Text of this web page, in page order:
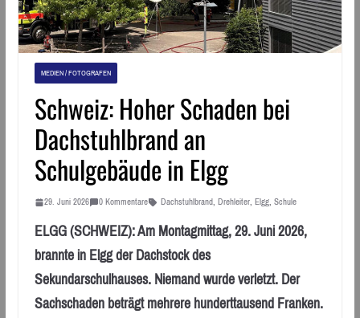
MEDIEN / FOTOGRAFEN
Schweiz: Hoher Schaden bei
Dachstuhlbrand an
Schulgebäude in Elgg
29. Juni 2026 0 Kommentare Dachstuhlbrand, Drehleiter, Elgg, Schule
ELGG (SCHWEIZ): Am Montagmittag, 29. Juni 2026,
brannte in Elgg der Dachstock des
Sekundarschulhauses. Niemand wurde verletzt. Der
Sachschaden beträgt mehrere hunderttausend Franken.